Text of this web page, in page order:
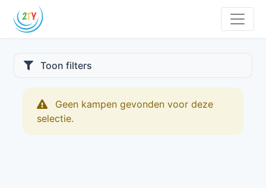
Toon filters
Geen kampen gevonden voor deze
selectie.